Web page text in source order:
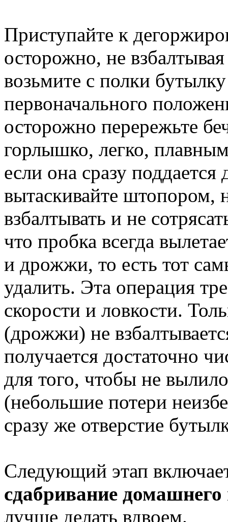
Приступайте к
осторожно, не взбалтывая
возьмите с полки
первоначального
осторожно перережьте
горлышко, легко,
если она сразу
вытаскивайте штопором,
взбалтывать и не
что пробка всегда
и дрожжи, то есть тот
удалить. Эта операция
скорости и ловкости.
(дрожжи) не
получается достаточно
для того, чтобы не
(небольшие потери
сразу же отверстие
Следующий этап
сдабривание
лучше делать вдвоем.